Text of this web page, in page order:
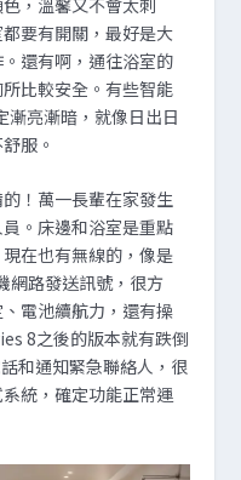
，溫馨又不會太刺
要有開關，最好是大
還有啊，通往浴室的
比較安全。有些智能
亮漸暗，就像日出日
服。
！萬一長輩在家發生
。床邊和浴室是重點
在也有無線的，像是
網路發送訊號，很方
電池續航力，還有操
8之後的版本就有跌倒
和通知緊急聯絡人，很
統，確定功能正常運